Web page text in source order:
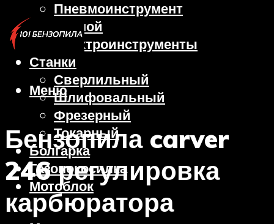
Пневмоинструмент
Ручной
Электроинструменты
Станки
Сверлильный
Шлифовальный
Фрезерный
Токарный
Болгарка
Газонокосилка
Мотоблок
Меню
Бензопила carver
246 регулировка
карбюратора